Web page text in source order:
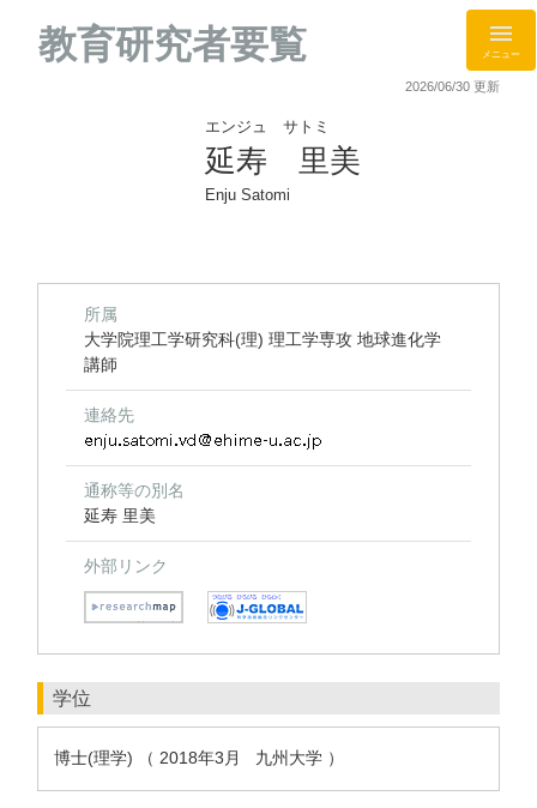
教育研究者要覧 メニュー
2026/06/30 更新
エンジュ サトミ
延寿 里美
Enju Satomi
所属
大学院理工学研究科(理) 理工学専攻 地球進化学
講師
連絡先
通称等の別名
延寿 里美
外部リンク
学位
博士(理学) （ 2018年3月 九州大学 ）